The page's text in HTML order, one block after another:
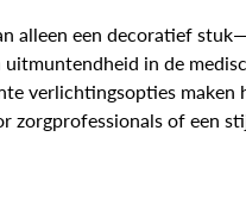
alleen een decoratief
in de
verlichtingsopties maken
zorgprofessionals of een